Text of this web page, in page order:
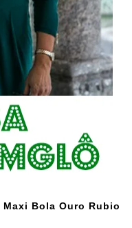
Maxi Bola Ouro Rubio